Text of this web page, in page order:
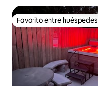
Favorito entre huéspedes
Favorito entre huéspedes